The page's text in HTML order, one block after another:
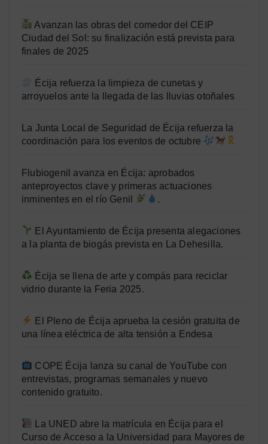
Avanzan las obras del comedor del CEIP
Ciudad del Sol: su finalización está prevista para
finales de 2025
Écija refuerza la limpieza de cunetas y
arroyuelos ante la llegada de las lluvias otoñales
La Junta Local de Seguridad de Écija refuerza la
coordinación para los eventos de octubre
Flubiogenil avanza en Écija: aprobados
anteproyectos clave y primeras actuaciones
inminentes en el río Genil
.
El Ayuntamiento de Écija presenta alegaciones
a la planta de biogás prevista en La Dehesilla.
Écija se llena de arte y compás para reciclar
vidrio durante la Feria 2025.
El Pleno de Écija aprueba la cesión gratuita de
una línea eléctrica de alta tensión a Endesa
COPE Écija lanza su canal de YouTube con
entrevistas, programas semanales y nuevo
contenido gratuito.
La UNED abre la matrícula en Écija para el
Curso de Acceso a la Universidad para Mayores de